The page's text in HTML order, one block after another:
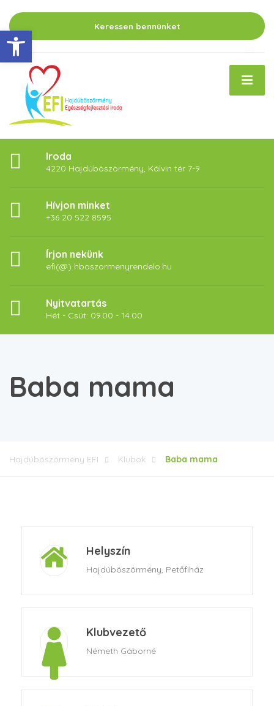
Eszköztár megnyitása
Keressen bennünket
Iroda
4220 Hajdúböszörmény, Kálvin tér 7-9
Hívjon minket
+36 20 522 8595
Írjon nekünk
efi(@) hboszormenyrendelo.hu
Nyitvatartás
Hét - Csüt: 09.00 - 14.00
Baba mama
Hajdúböszörmény EFI Klubok Baba mama
Helyszín
Hajdúböszörmény, Petőfiház
Klubvezető
Németh Gáborné